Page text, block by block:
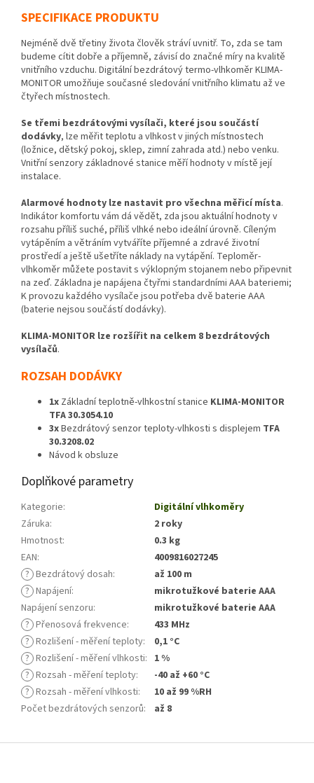
SPECIFIKACE PRODUKTU
Nejméně dvě třetiny života člověk stráví uvnitř. To, zda se tam
budeme cítit dobře a příjemně, závisí do značné míry na kvalitě
vnitřního vzduchu. Digitální bezdrátový termo-vlhkoměr KLIMA-
MONITOR umožňuje současné sledování vnitřního klimatu až ve
čtyřech místnostech.
Se třemi bezdrátovými vysílači, které jsou součástí
dodávky, lze měřit teplotu a vlhkost v jiných místnostech
(ložnice, dětský pokoj, sklep, zimní zahrada atd.) nebo venku.
Vnitřní senzory základnové stanice měří hodnoty v místě její
instalace.
Alarmové hodnoty lze nastavit pro všechna měřicí místa.
Indikátor komfortu vám dá vědět, zda jsou aktuální hodnoty v
rozsahu příliš suché, příliš vlhké nebo ideální úrovně. Cíleným
vytápěním a větráním vytváříte příjemné a zdravé životní
prostředí a ještě ušetříte náklady na vytápění. Teploměr-
vlhkoměr můžete postavit s výklopným stojanem nebo připevnit
na zeď. Základna je napájena čtyřmi standardními AAA bateriemi;
K provozu každého vysílače jsou potřeba dvě baterie AAA
(baterie nejsou součástí dodávky).
KLIMA-MONITOR lze rozšířit na celkem 8 bezdrátových
vysílačů.
ROZSAH DODÁVKY
1x Základní teplotně-vlhkostní stanice KLIMA-MONITOR
TFA 30.3054.10
3xBezdrátový senzor teploty-vlhkosti s displejem TFA
30.3208.02
Návod k obsluze
Doplňkové parametry
Kategorie:
Digitální vlhkoměry
Záruka:
2 roky
Hmotnost:
0.3 kg
EAN:
4009816027245
? Bezdrátový dosah:
až 100 m
? Napájení:
mikrotužkové baterie AAA
Napájení senzoru:
mikrotužkové baterie AAA
? Přenosová frekvence:
433 MHz
? Rozlišení - měření teploty:
0,1 °C
? Rozlišení - měření vlhkosti: 1 %
? Rozsah - měření teploty:
-40 až +60 °C
? Rozsah - měření vlhkosti:
10 až 99 %RH
Počet bezdrátových senzorů: až 8
Z